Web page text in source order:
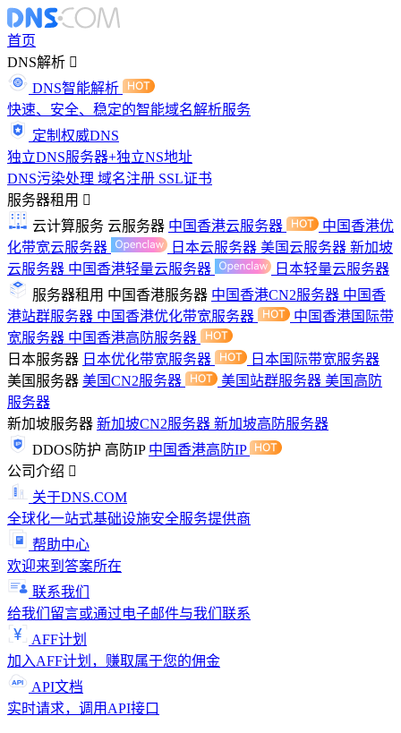
首页
DNS解析
DNS智能解析
快速、安全、稳定的智能域名解析服务
定制权威DNS
独立DNS服务器+独立NS地址
DNS污染处理 域名注册 SSL证书
服务器租用
云计算服务 云服务器 中国香港云服务器
中国香港优
化带宽云服务器
日本云服务器 美国云服务器 新加坡
云服务器 中国香港轻量云服务器
日本轻量云服务器
服务器租用 中国香港服务器 中国香港CN2服务器 中国香
港站群服务器 中国香港优化带宽服务器
中国香港国际带
宽服务器 中国香港高防服务器
日本服务器 日本优化带宽服务器
日本国际带宽服务器
美国服务器 美国CN2服务器 美国站群服务器 美国高防
服务器
新加坡服务器 新加坡CN2服务器 新加坡高防服务器
DDOS防护 高防IP 中国香港高防IP
公司介绍
关于DNS.COM
全球化一站式基础设施安全服务提供商
帮助中心
欢迎来到答案所在
联系我们
给我们留言或通过电子邮件与我们联系
AFF计划
加入AFF计划，赚取属于您的佣金
API文档
实时请求，调用API接口